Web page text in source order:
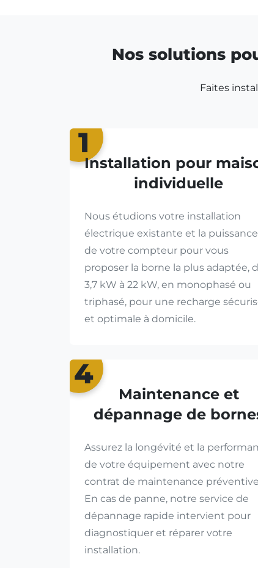
Nos solutions
Faites
1
Installation pour
individuelle
Nous étudions votre installation
électrique existante et la puissance
de votre compteur pour vous
proposer la borne la plus adaptée,
3,7 kW à 22 kW, en monophasé ou
triphasé, pour une recharge
et optimale à domicile.
4
Maintenance et
dépannage de
Assurez la longévité et la
de votre équipement avec notre
contrat de maintenance
En cas de panne, notre service de
dépannage rapide intervient pour
diagnostiquer et réparer votre
installation.